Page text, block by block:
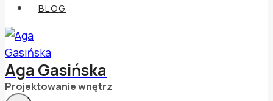
BLOG
Aga Gasińska
Projektowanie wnętrz